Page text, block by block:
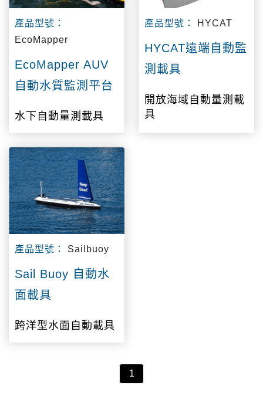
產品型號：
EcoMapper
EcoMapper AUV
自動水質監測平台
水下自動量測載具
產品型號： HYCAT
HYCAT遠端自動監
測載具
開放海域自動量測載
具
產品型號： Sailbuoy
Sail Buoy 自動水
面載具
跨洋型水面自動載具
1